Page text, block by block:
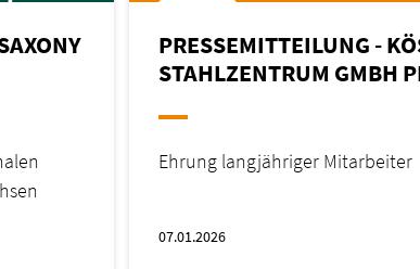
PRESSEMITTEILUNG -
STAHLZENTRUM GMBH
Ehrung langjähriger Mitarbeiter
07.01.2026